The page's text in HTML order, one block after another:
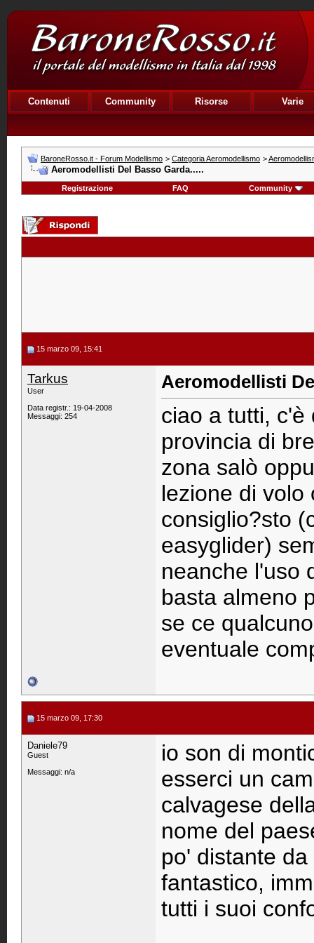
Contenuti Community Risorse Varie
BaroneRosso.it - Forum Modellismo > Categoria Aeromodellismo >
Aeromodellisti Del Basso Garda.....
Registrazione FAQ Community
15 marzo 09, 15:41
Tarkus
User
Data registr.: 19-04-2008
Messaggi: 254
Aeromodellisti
ciao a tutti, c'è
provincia di
zona salò
lezione di volo
consiglio?sto
easyglider)
neanche l'uso
basta almeno
se ce
eventuale
15 marzo 09, 17:30
Daniele79
Guest
Messaggi: n/a
io son di
esserci un
calvagese
nome del
po' distante
fantastico,
tutti i suoi